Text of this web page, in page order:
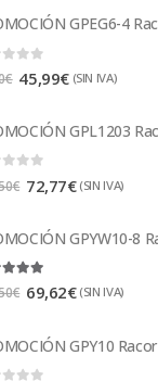
GPEG6-4
€ 45,99€ (SIN IVA)
GPL1203
€ 72,77€ (SIN IVA)
GPYW10-8
out of 5
€ 69,62€ (SIN IVA)
GPY10 Racor